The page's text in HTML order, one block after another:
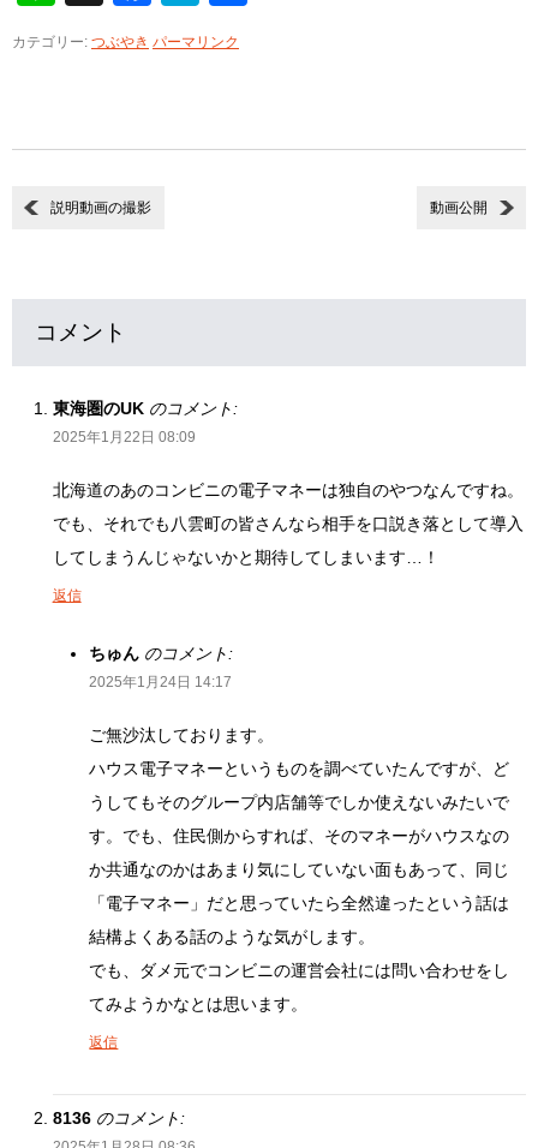
カテゴリー: つぶやき パーマリンク
説明動画の撮影 動画公開
コメント
東海圏のUK のコメント:
2025年1月22日 08:09
北海道のあのコンビニの電子マネーは独自のやつなんですね。
でも、それでも八雲町の皆さんなら相手を口説き落として導入
してしまうんじゃないかと期待してしまいます…！
返信
ちゅん のコメント:
2025年1月24日 14:17
ご無沙汰しております。
ハウス電子マネーというものを調べていたんですが、ど
うしてもそのグループ内店舗等でしか使えないみたいで
す。でも、住民側からすれば、そのマネーがハウスなの
か共通なのかはあまり気にしていない面もあって、同じ
「電子マネー」だと思っていたら全然違ったという話は
結構よくある話のような気がします。
でも、ダメ元でコンビニの運営会社には問い合わせをし
てみようかなとは思います。
返信
8136 のコメント: